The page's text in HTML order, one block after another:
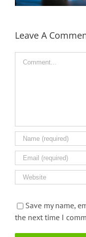
Leave A
Comment
Save my name,
the next time I